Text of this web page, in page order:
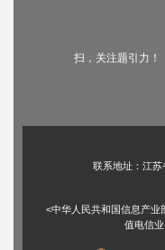
扫，关注题引力！
联系地址：江
<中华人民共和国信息产业
值电信